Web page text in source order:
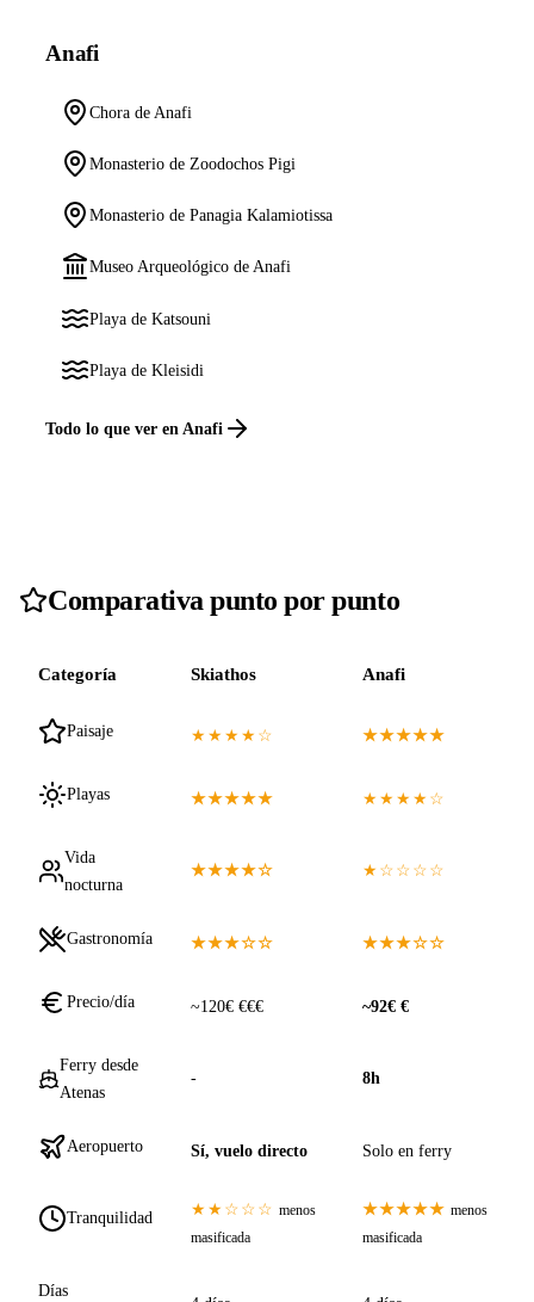
Anafi
Chora de Anafi
Monasterio de Zoodochos Pigi
Monasterio de Panagia Kalamiotissa
Museo Arqueológico de Anafi
Playa de Katsouni
Playa de Kleisidi
Todo lo que ver en Anafi
Comparativa punto por punto
Categoría Skiathos Anafi
Paisaje ★★★★☆ ★★★★★
Playas ★★★★★ ★★★★☆
Vida
nocturna
★★★★☆ ★☆☆☆☆
Gastronomía ★★★☆☆ ★★★☆☆
Precio/día ~120€ €€€ ~92€ €
Ferry desde
Atenas
- 8h
Aeropuerto Sí, vuelo directo Solo en ferry
Tranquilidad ★★☆☆☆ menos
masificada
★★★★★ menos
masificada
Días